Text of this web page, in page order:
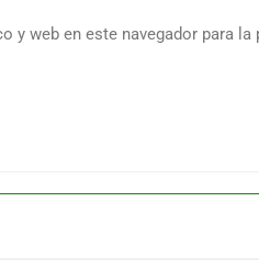
y web en este navegador para